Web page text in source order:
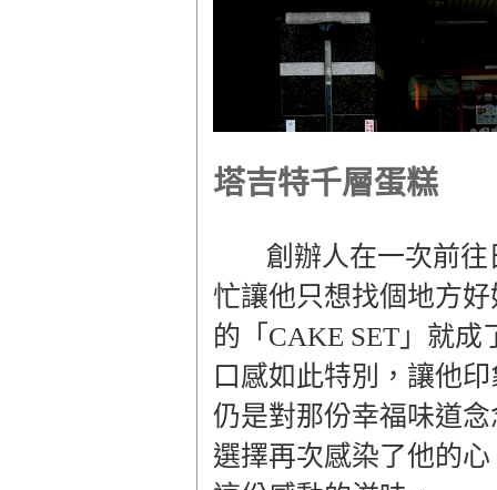
塔吉特千層蛋糕
創辦人在一次前往
忙讓他只想找個地方
的「CAKE SET」就
口感如此特別，讓他
仍是對那份幸福味道
選擇再次感染了他的